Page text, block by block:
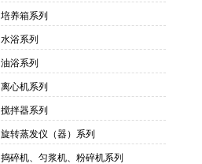
培养箱系列
水浴系列
油浴系列
离心机系列
搅拌器系列
旋转蒸发仪（器）系列
捣碎机、匀浆机、粉碎机系列